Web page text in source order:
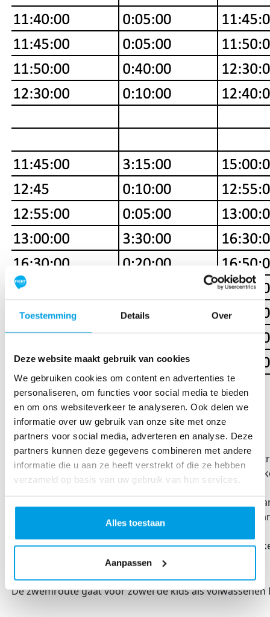
Toestemming Details Over
Deze website maakt gebruik van cookies
We gebruiken cookies om content en advertenties te
personaliseren, om functies voor social media te bieden
en om ons websiteverkeer te analyseren. Ook delen we
informatie over uw gebruik van onze site met onze
partners voor social media, adverteren en analyse. Deze
partners kunnen deze gegevens combineren met andere
informatie die u aan ze heeft verstrekt of die ze hebben
verzameld op basis van uw gebruik van hun services.
Alles toestaan
Aanpassen
location_on
Locatie & parkeren
Kom zoveel mogelijk op de fiets, parkeer deze bij de
Met de auto is het Swim-terrein voor zwemmers/
1.Ingang Braamtseweg. Adres: Het Stroombroek 1,
2.Ingang van Landal Stroombroek bij P-terrein
Volg de aanwijzingen op van de verkeersregelaars.
Zwemroute
De zwemroute gaat voor zowel de kids als